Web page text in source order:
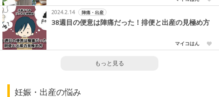
2024.2.14
陣痛・出産
38週目の便意は陣痛だった！排便と出産の見極め方
マイコはん
もっと見る
妊娠・出産の悩み